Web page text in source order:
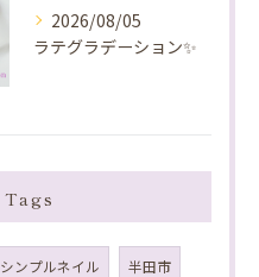
2026/08/05
ラテグラデーション✨️
Tags
シンプルネイル 半田市